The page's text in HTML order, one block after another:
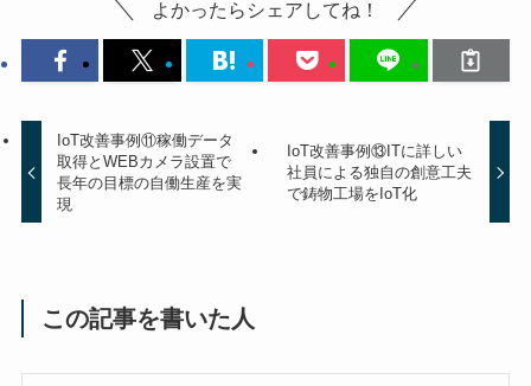
よかったらシェアしてね！
IoT改善事例⑪稼働データ
取得とWEBカメラ設置で
長年の目標の自働生産を実
現
IoT改善事例⑬ITに詳しい
社員による独自の創意工夫
で鋳物工場をIoT化
この記事を書いた人